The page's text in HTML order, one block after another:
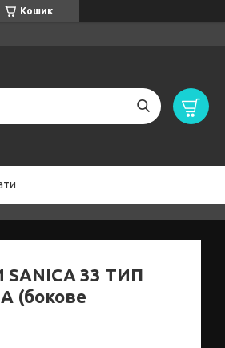
Кошик
33 ТИП
(бокове